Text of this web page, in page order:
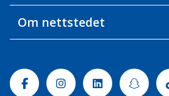
Om nettstedet
FacebookInstagramLinkedin